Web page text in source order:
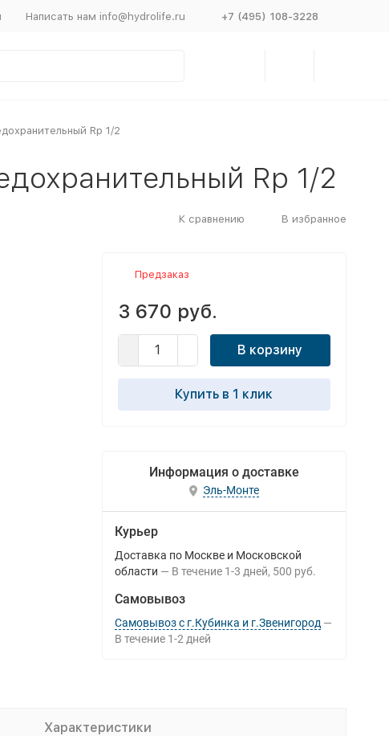
Написать нам info@hydrolife.ru +7 (495) 108-3228
Rp 1/2
Rp 1/2
К сравнению В избранное
Предзаказ
3 670 руб.
В корзину
Купить в 1 клик
Информация о доставке
Эль-Монте
Курьер
Доставка по Москве и Московской
области
В течение 1-3 дней 500 руб.
Самовывоз
Самовывоз с г.Кубинка и г.Звенигород
В течение 1-2 дней
Характеристики